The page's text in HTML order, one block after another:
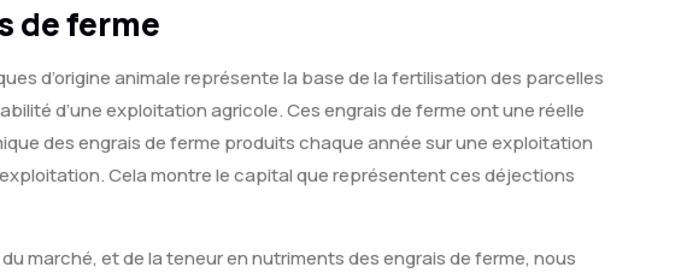
de ferme
d’origine animale représente la base de la fertilisation des parcelles
d’une exploitation agricole. Ces engrais de ferme ont une réelle
des engrais de ferme produits chaque année sur une exploitation
Cela montre le capital que représentent ces déjections
marché, et de la teneur en nutriments des engrais de ferme, nous